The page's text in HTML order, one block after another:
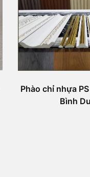
Phào chỉ nhựa
Bình